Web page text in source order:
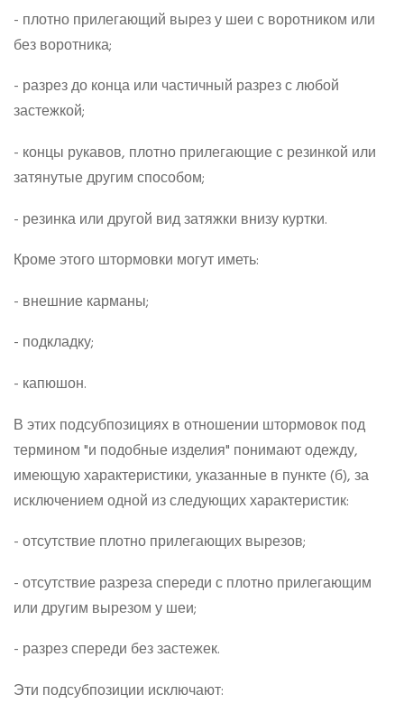
- плотно прилегающий вырез у шеи с воротником или
без воротника;
- разрез до конца или частичный разрез с любой
застежкой;
- концы рукавов, плотно прилегающие с резинкой или
затянутые другим способом;
- резинка или другой вид затяжки внизу куртки.
Кроме этого штормовки могут иметь:
- внешние карманы;
- подкладку;
- капюшон.
В этих подсубпозициях в отношении штормовок под
термином "и подобные изделия" понимают одежду,
имеющую характеристики, указанные в пункте (б), за
исключением одной из следующих характеристик:
- отсутствие плотно прилегающих вырезов;
- отсутствие разреза спереди с плотно прилегающим
или другим вырезом у шеи;
- разрез спереди без застежек.
Эти подсубпозиции исключают: